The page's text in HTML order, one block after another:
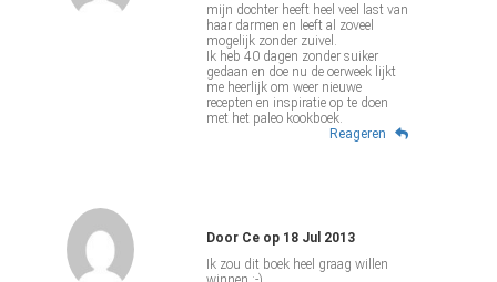
mijn dochter heeft heel veel last van
haar darmen en leeft al zoveel
mogelijk zonder zuivel.
Ik heb 40 dagen zonder suiker
gedaan en doe nu de oerweek lijkt
me heerlijk om weer nieuwe
recepten en inspiratie op te doen
met het paleo kookboek.
Reageren
DoorCeop 18 Jul 2013
Ik zou dit boek heel graag willen